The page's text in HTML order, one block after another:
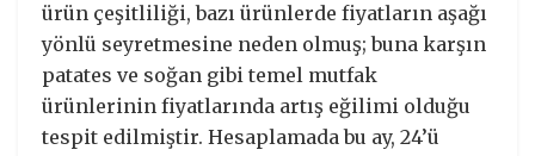
ürün çeşitliliği, bazı ürünlerde fiyatların aşağı
yönlü seyretmesine neden olmuş; buna karşın
patates ve soğan gibi temel mutfak
ürünlerinin fiyatlarında artış eğilimi olduğu
tespit edilmiştir. Hesaplamada bu ay, 24’ü